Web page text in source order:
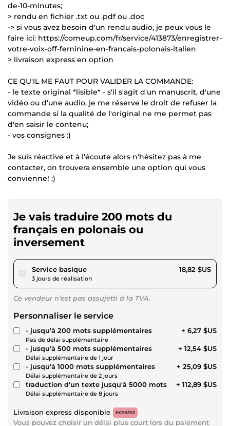
de-10-minutes;
> rendu en fichier .txt ou .pdf ou .doc
-> si vous avez besoin d'un rendu audio, je peux vous le
faire ici: https://comeup.com/fr/service/413873/enregistrer-
votre-voix-off-feminine-en-francais-polonais-italien
> livraison express en option
CE QU'IL ME FAUT POUR VALIDER LA COMMANDE:
- le texte original *lisible* - s'il s'agit d'un manuscrit, d'une
vidéo ou d'une audio, je me réserve le droit de refuser la
commande si la qualité de l'original ne me permet pas
d'en saisir le contenu;
- vos consignes :)
Je suis réactive et à l'écoute alors n'hésitez pas à me
contacter, on trouvera ensemble une option qui vous
convienne! :)
Je vais traduire 200 mots du
français en polonais ou
inversement
Service basiquepour 17,34 $US
3 jours de réalisation
18,82 $US
Ce vendeur n’est pas assujetti à la TVA.
Personnaliser le service
- jusqu'à 200 mots supplémentaires
Pas de délai supplémentaire
+ 6,27 $US
- jusqu'à 500 mots supplémentaires
Délai supplémentaire de 1 jour
+ 12,54 $US
- jusqu'à 1000 mots supplémentaires
Délai supplémentaire de 2 jours
+ 25,09 $US
traduction d'un texte jusqu'à 5000 mots
Délai supplémentaire de 8 jours
+ 112,89 $US
Livraison express disponible EXPRESS
Vous pouvez choisir un délai plus court lors du paiement